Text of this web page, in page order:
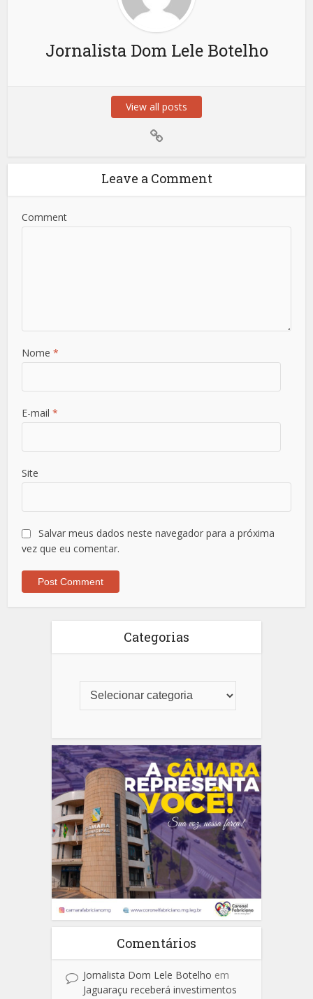
Jornalista Dom Lele Botelho
View all posts
Leave a Comment
Comment
Nome*
E-mail*
Site
Salvar meus dados neste navegador para a próxima
vez que eu comentar.
Categorias
Comentários
Jornalista Dom Lele Botelho em
Jaguaraçu receberá investimentos